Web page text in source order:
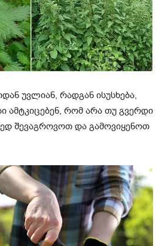
უვლიან, რადგან ისუსხება,
ამტკიცებენ, რომ არა თუ გვერდი
შევაგროვოთ და გამოვიყენოთ